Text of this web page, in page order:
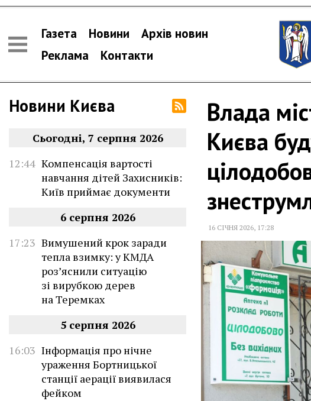
Газета Новини
Архів новин
Реклама
Контакти
Новини Києва
Сьогодні, 7 серпня 2026
12:44 Компенсація вартості
навчання дітей Захисників:
Київ приймає документи
6 серпня 2026
17:23 Вимушений крок заради
тепла взимку: у КМДА
роз’яснили ситуацію
зі вирубкою дерев
на Теремках
5 серпня 2026
16:03 Інформація про нічне
ураження Бортницької
станції аерації виявилася
фейком
Влада
Києва
16 СІЧНЯ 2026, 17:28